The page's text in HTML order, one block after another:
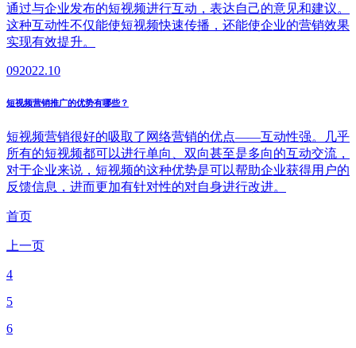
通过与企业发布的短视频进行互动，表达自己的意见和建议。
这种互动性不仅能使短视频快速传播，还能使企业的营销效果
实现有效提升。
092022.10
短视频营销推广的优势有哪些？
短视频营销很好的吸取了网络营销的优点——互动性强。几乎
所有的短视频都可以进行单向、双向甚至是多向的互动交流，
对于企业来说，短视频的这种优势是可以帮助企业获得用户的
反馈信息，进而更加有针对性的对自身进行改进。
首页
上一页
4
5
6